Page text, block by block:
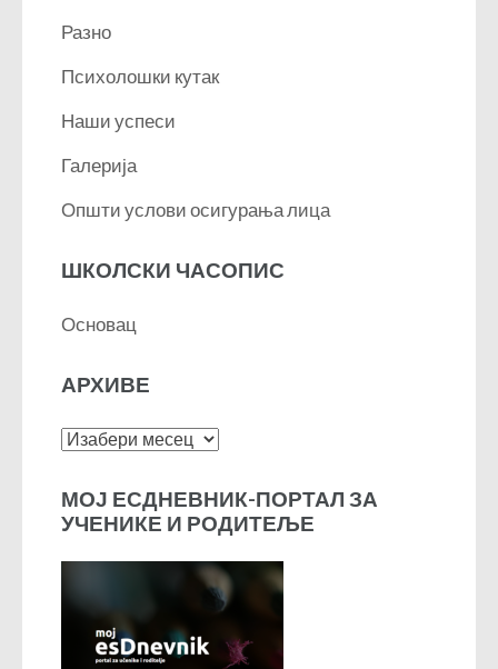
Разно
Психолошки кутак
Наши успеси
Галерија
Општи услови осигурања лица
ШКОЛСКИ ЧАСОПИС
Основац
АРХИВЕ
Архиве
МОЈ ЕСДНЕВНИК-ПОРТАЛ ЗА
УЧЕНИКЕ И РОДИТЕЉЕ